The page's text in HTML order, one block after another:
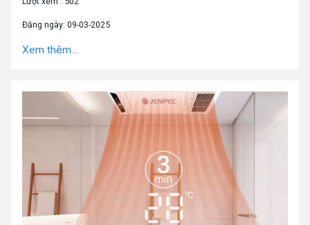
Đăng ngày: 09-03-2025
Xem thêm...